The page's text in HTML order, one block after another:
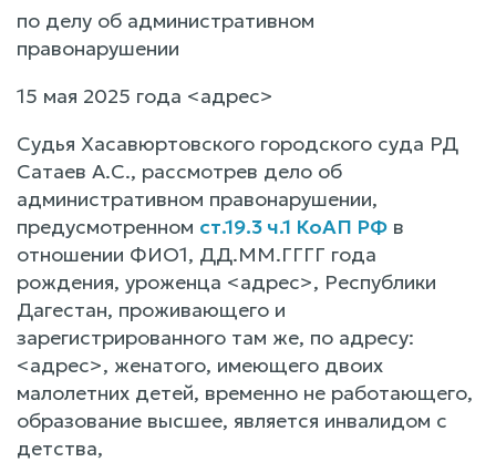
по делу об административном
правонарушении
15 мая 2025 года <адрес>
Судья Хасавюртовского городского суда РД
Сатаев А.С., рассмотрев дело об
административном правонарушении,
предусмотренном ст.19.3 ч.1 КоАП РФ в
отношении ФИО1, ДД.ММ.ГГГГ года
рождения, уроженца <адрес>, Республики
Дагестан, проживающего и
зарегистрированного там же, по адресу:
<адрес>, женатого, имеющего двоих
малолетних детей, временно не работающего,
образование высшее, является инвалидом с
детства,